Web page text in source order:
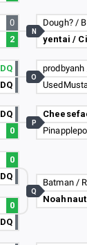
0
2
DQ
DQ
DQ
0
0
DQ
0
DQ
yentai /
N
O
P
Batman /
Noahnaut
Q